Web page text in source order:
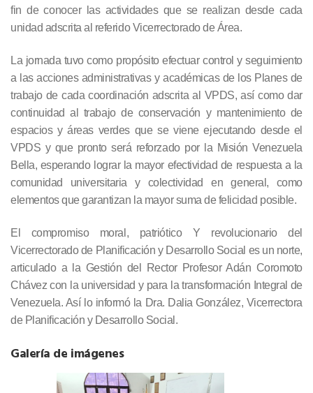
fin de conocer las actividades que se realizan desde cada
unidad adscrita al referido Vicerrectorado de Área.
La jornada tuvo como propósito efectuar control y seguimiento
a las acciones administrativas y académicas de los Planes de
trabajo de cada coordinación adscrita al VPDS, así como dar
continuidad al trabajo de conservación y mantenimiento de
espacios y áreas verdes que se viene ejecutando desde el
VPDS y que pronto será reforzado por la Misión Venezuela
Bella, esperando lograr la mayor efectividad de respuesta a la
comunidad universitaria y colectividad en general, como
elementos que garantizan la mayor suma de felicidad posible.
El compromiso moral, patriótico Y revolucionario del
Vicerrectorado de Planificación y Desarrollo Social es un norte,
articulado a la Gestión del Rector Profesor Adán Coromoto
Chávez con la universidad y para la transformación Integral de
Venezuela. Así lo informó la Dra. Dalia González, Vicerrectora
de Planificación y Desarrollo Social.
Galería de imágenes